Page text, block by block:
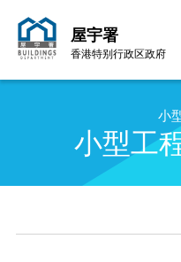
屋宇署
香港特别行政区政府
小
小型工